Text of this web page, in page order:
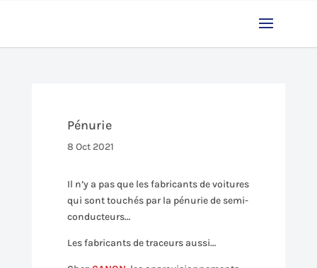
Pénurie
8 Oct 2021
Il n’y a pas que les fabricants de voitures
qui sont touchés par la pénurie de semi-
conducteurs…
Les fabricants de traceurs aussi…